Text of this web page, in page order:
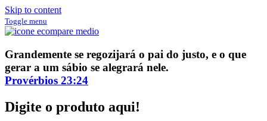
Skip to content
Toggle menu
ECompare e EConomize
ECompare e EConomize nas Lojas dos principais Marketplaces
Grandemente se regozijará o pai do justo, e o que
gerar a um sábio se alegrará nele.
Provérbios 23:24
Digite o produto aqui!